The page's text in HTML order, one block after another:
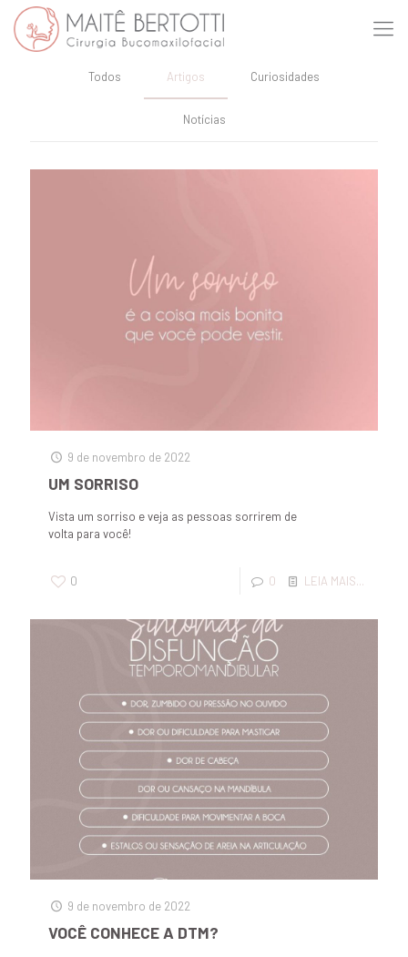
Todos Artigos Curiosidades
Notícias
9 de novembro de 2022
UM SORRISO
Vista um sorriso e veja as pessoas sorrirem de
volta para você!
0 0 LEIA MAIS...
9 de novembro de 2022
VOCÊ CONHECE A DTM?